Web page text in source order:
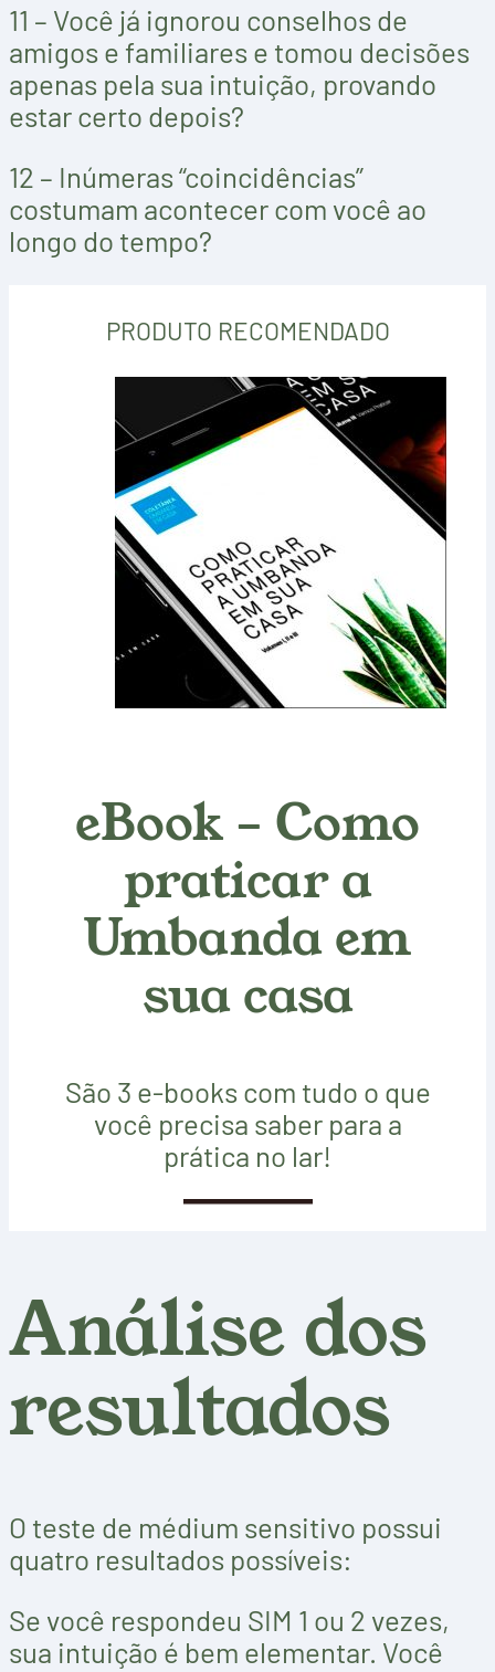
11 – Você já ignorou conselhos de
amigos e familiares e tomou decisões
apenas pela sua intuição, provando
estar certo depois?
12 – Inúmeras “coincidências”
costumam acontecer com você ao
longo do tempo?
PRODUTO RECOMENDADO
eBook – Como
praticar a
Umbanda em
sua casa
São 3 e-books com tudo o que
você precisa saber para a
prática no lar!
Análise dos
resultados
O teste de médium sensitivo possui
quatro resultados possíveis:
Se você respondeu SIM 1 ou 2 vezes,
sua intuição é bem elementar. Você